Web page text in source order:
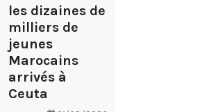
les dizaines de
milliers de
jeunes
Marocains
arrivés à
Ceuta